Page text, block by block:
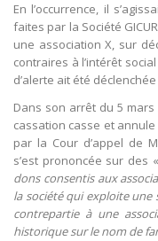
En l’occurrence, il
faites par la Société
une association X, sur
contraires à l’intérêt
d’alerte ait été
Dans son arrêt du 5
cassation casse et
par la Cour d’appel de
s’est prononcée sur des «
dons consentis aux
la société qui exploite une
contrepartie à une
historique sur le nom de